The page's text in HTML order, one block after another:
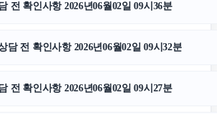
전 확인사항 2026년06월02일 09시36분
담 전 확인사항 2026년06월02일 09시32분
전 확인사항 2026년06월02일 09시27분